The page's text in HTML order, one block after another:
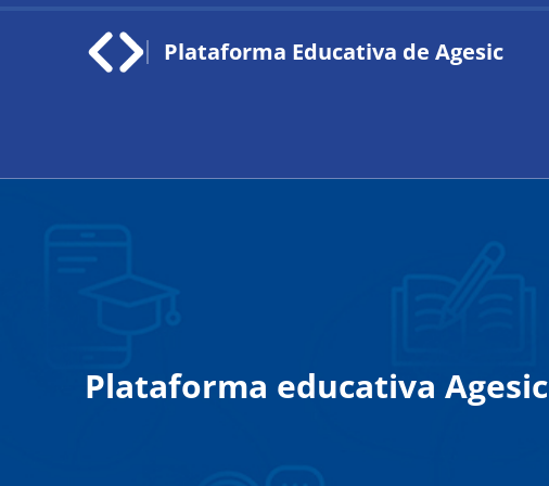
Plataforma Educativa de Agesic
Plataforma educativa Agesic